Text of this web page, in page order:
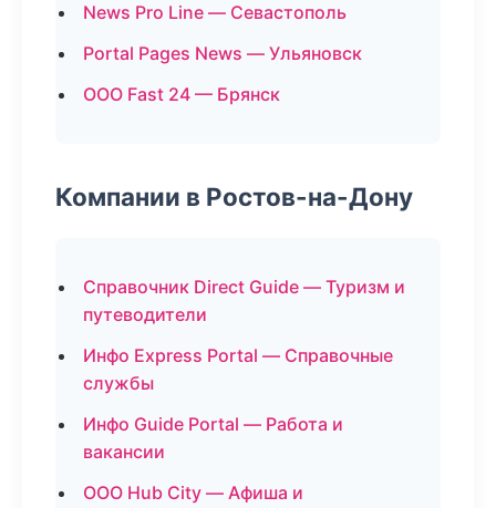
News Pro Line — Севастополь
Portal Pages News — Ульяновск
ООО Fast 24 — Брянск
Компании в Ростов-на-Дону
Справочник Direct Guide — Туризм и
путеводители
Инфо Express Portal — Справочные
службы
Инфо Guide Portal — Работа и
вакансии
ООО Hub City — Афиша и